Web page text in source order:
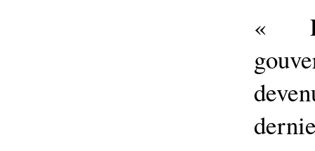
«